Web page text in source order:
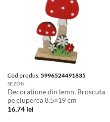
Cod produs:5996524491835
SEZON
Decoratiune din lemn, Broscuta
pe ciuperca 8.5×19 cm
16,74 lei